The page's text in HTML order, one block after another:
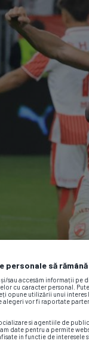
personale să
sau accesăm informații pe
cu caracter personal.
opune utilizării unui
vor fi raportate
si agentiile de
date pentru a permite
in functie de interesele